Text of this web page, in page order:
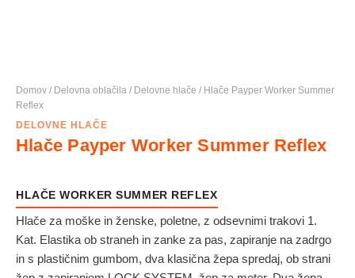
Domov / Delovna oblačila / Delovne hlače / Hlače Payper Worker Summer
Reflex
DELOVNE HLAČE
Hlače Payper Worker Summer Reflex
HLAČE WORKER SUMMER REFLEX
Hlače za moške in ženske, poletne, z odsevnimi trakovi 1.
Kat. Elastika ob straneh in zanke za pas, zapiranje na zadrgo
in s plastičnim gumbom, dva klasična žepa spredaj, ob strani